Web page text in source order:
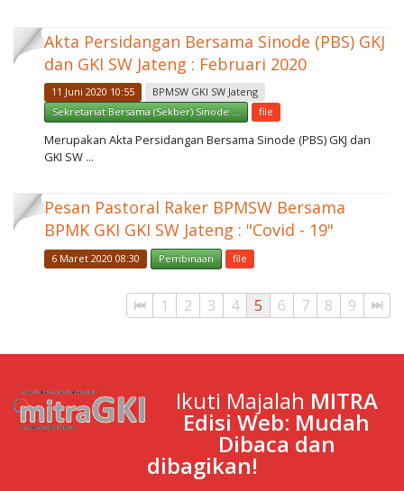
Akta Persidangan Bersama Sinode (PBS) GKJ
dan GKI SW Jateng : Februari 2020
11 Juni 2020 10:55
BPMSW GKI SW Jateng
Sekretariat Bersama (Sekber) Sinode ...
file
Merupakan Akta Persidangan Bersama Sinode (PBS) GKJ dan
GKI SW ...
Pesan Pastoral Raker BPMSW Bersama
BPMK GKI GKI SW Jateng : "Covid - 19"
6 Maret 2020 08:30 Pembinaan file
1 2 3 4 5 6 7 8 9
Ikuti Majalah MITRA
Edisi Web: Mudah
Dibaca dan
dibagikan!